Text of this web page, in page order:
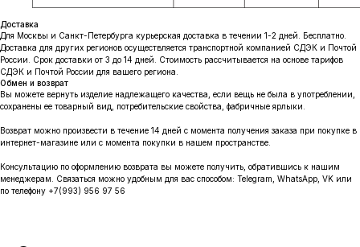
Доставка
Для Москвы и Санкт-Петербурга курьерская доставка в течении 1-2 дней. Бесплатно.
Доставка для других регионов осуществляется транспортной компанией СДЭК и Почтой
России. Срок доставки от 3 до 14 дней. Стоимость рассчитывается на основе тарифов
СДЭК и Почтой России для вашего региона.
Обмен и возврат
Вы можете вернуть изделие надлежащего качества, если вещь не была в употреблении,
сохранены ее товарный вид, потребительские свойства, фабричные ярлыки.
Возврат можно произвести в течение 14 дней с момента получения заказа при покупке в
интернет-магазине или с момента покупки в нашем пространстве.
Консультацию по оформлению возврата вы можете получить, обратившись к нашим
менеджерам. Связаться можно удобным для вас способом: Telegram, WhatsApp, VK или
по телефону +7(993) 956 97 56